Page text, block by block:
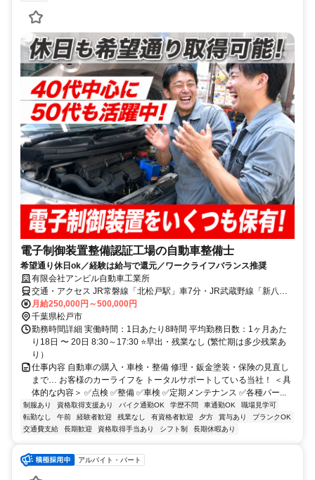
電子制御装置整備認証工場の自動車整備士
希望通り休日ok／経験は給与で還元／ワークライフバランス推奨
有限会社アンビル自動車工業所
交通・アクセス JR常磐線「北松戸駅」車7分・JR武蔵野線「新八柱
駅」・京成松戸線「八柱駅」車9分
月給250,000円～500,000円
千葉県松戸市
勤務時間詳細 実働時間：1日あたり8時間 平均勤務日数：1ヶ月あた
り18日 〜 20日 8:30～17:30 ⭐早出・残業なし (繁忙期は多少残業あ
り）
仕事内容 自動車の購入・車検・整備 修理・鈑金塗装・保険の見直し
まで… お客様のカーライフを トータルサポートしている当社！ ＜具
体的な内容＞ ✅点検 ✅整備 ✅車検 ✅定期メンテナンス ✅各種パー...
制服あり 資格取得支援あり バイク通勤OK 学歴不問 車通勤OK
職場見学可
転勤なし
午前 経験者歓迎 残業なし 有資格者歓迎 夕方 賞与あり
ブランクOK
交通費支給
長期歓迎 資格取得手当あり シフト制 長期休暇あり
アルバイト・パート